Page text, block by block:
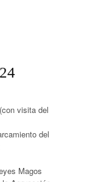
visita del
del
Magos